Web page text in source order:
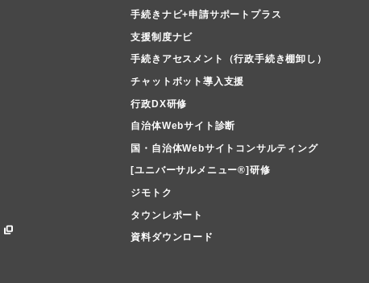
手続きナビ+申請サポートプラス
支援制度ナビ
手続きアセスメント（行政手続き棚卸し）
チャットボット導入支援
行政DX研修
自治体Webサイト診断
国・自治体Webサイトコンサルティング
[ユニバーサルメニュー®]研修
ジモトク
タウンレポート
資料ダウンロード